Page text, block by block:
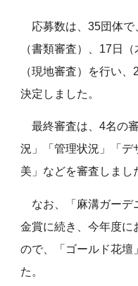
応募数は、35団体で
（書類審査）、17日
（現地審査）を行い
決定しました。
最終審査は、4名の
況」「管理状況」「デ
美」などを審査しまし
なお、「麻溝ガーデ
金賞に続き、今年度に
ので、「ゴールド花壇
た。